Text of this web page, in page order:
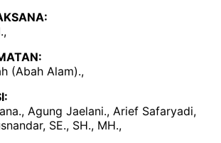
(Abah Alam).,
Agung Jaelani., Arief Safaryadi,
SE., SH., MH.,